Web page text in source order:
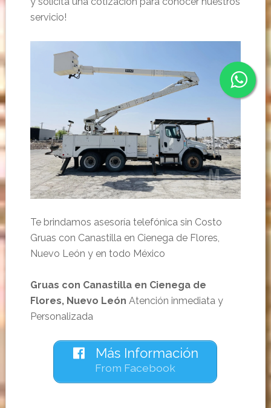
servicio!
Te brindamos asesoría telefónica sin Costo
Gruas con Canastilla en Cienega de Flores,
Nuevo León y en todo México
Gruas con Canastilla en Cienega de
Flores, Nuevo León Atención inmediata y
Personalizada
Más Información
From Facebook